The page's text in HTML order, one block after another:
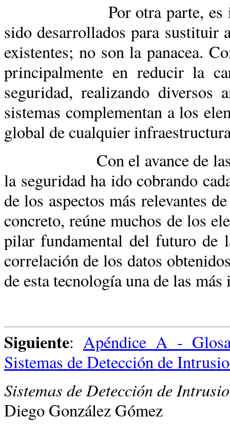
Por otra parte, es
sido desarrollados para sustituir
existentes; no son la panacea.
principalmente en reducir la
seguridad, realizando diversos
sistemas complementan a los
global de cualquier
Con el avance de las
la seguridad ha ido cobrando
de los aspectos más relevantes
concreto, reúne muchos de los
pilar fundamental del futuro de
correlación de los datos
de esta tecnología una de las
Siguiente: Apéndice A -
Sistemas de Detección de
Sistemas de Detección de
Diego González Gómez